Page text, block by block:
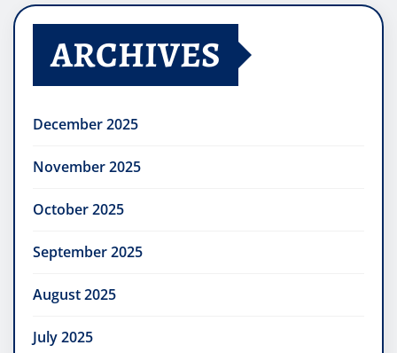
ARCHIVES
December 2025
November 2025
October 2025
September 2025
August 2025
July 2025